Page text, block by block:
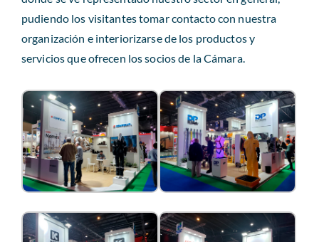
pudiendo los visitantes tomar contacto con nuestra
organización e interiorizarse de los productos y
servicios que ofrecen los socios de la Cámara.